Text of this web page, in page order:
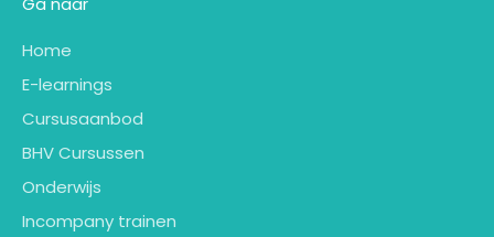
Home
E-learnings
Cursusaanbod
BHV Cursussen
Onderwijs
Incompany trainen